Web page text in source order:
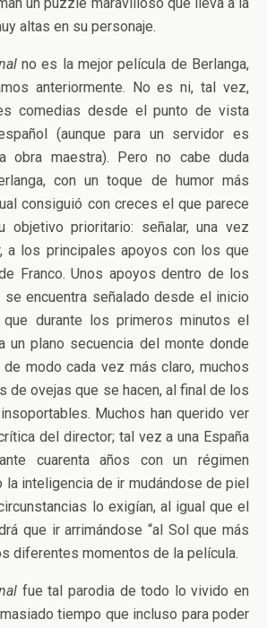
un puzzle maravilloso que lleva a la
altas en su personaje.
no es la mejor película de Berlanga,
anteriormente. No es ni, tal vez,
comedias desde el punto de vista
(aunque para un servidor es
obra maestra). Pero no cabe duda
con un toque de humor más
consiguió con creces el que parece
objetivo prioritario: señalar, una vez
a los principales apoyos con los que
Franco. Unos apoyos dentro de los
encuentra señalado desde el inicio
durante los primeros minutos el
un plano secuencia del monte donde
modo cada vez más claro, muchos
de ovejas que se hacen, al final de los
Muchos han querido ver
del director; tal vez a una España
cuarenta años con un régimen
inteligencia de ir mudándose de piel
lo exigían, al igual que el
que ir arrimándose “al Sol que más
diferentes momentos de la película.
fue tal parodia de todo lo vivido en
tiempo que incluso para poder